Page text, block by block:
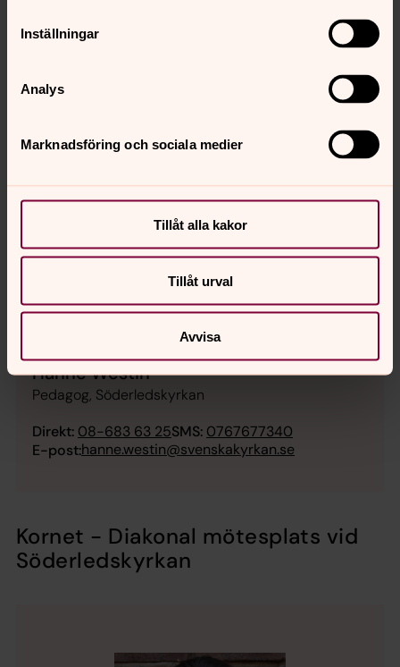
Inställningar
Analys
Marknadsföring och sociala medier
Tillåt alla kakor
Tillåt urval
Avvisa
Hanne Westin
Pedagog, Söderledskyrkan
Direkt: 08-683 63 25SMS: 0767677340
E-post:hanne.westin@svenskakyrkan.se
Kornet - Diakonal mötesplats vid
Söderledskyrkan